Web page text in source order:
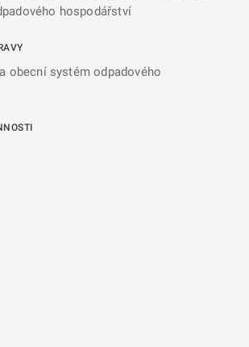
hospodářství
obecní systém odpadového